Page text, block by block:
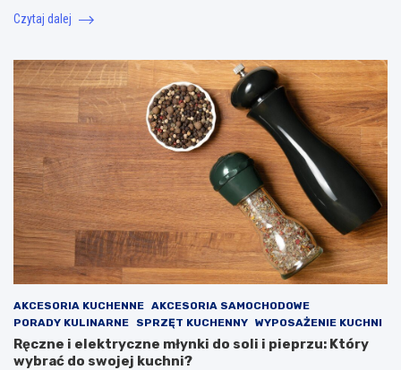
Czytaj dalej
AKCESORIA KUCHENNE AKCESORIA SAMOCHODOWE
PORADY KULINARNE
SPRZĘT KUCHENNY WYPOSAŻENIE KUCHNI
Ręczne i elektryczne młynki do soli i pieprzu: Który
wybrać do swojej kuchni?